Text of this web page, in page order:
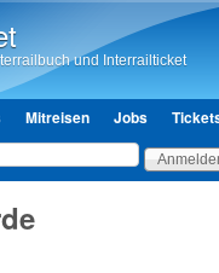
und Interrailticket
Mitreisen Jobs